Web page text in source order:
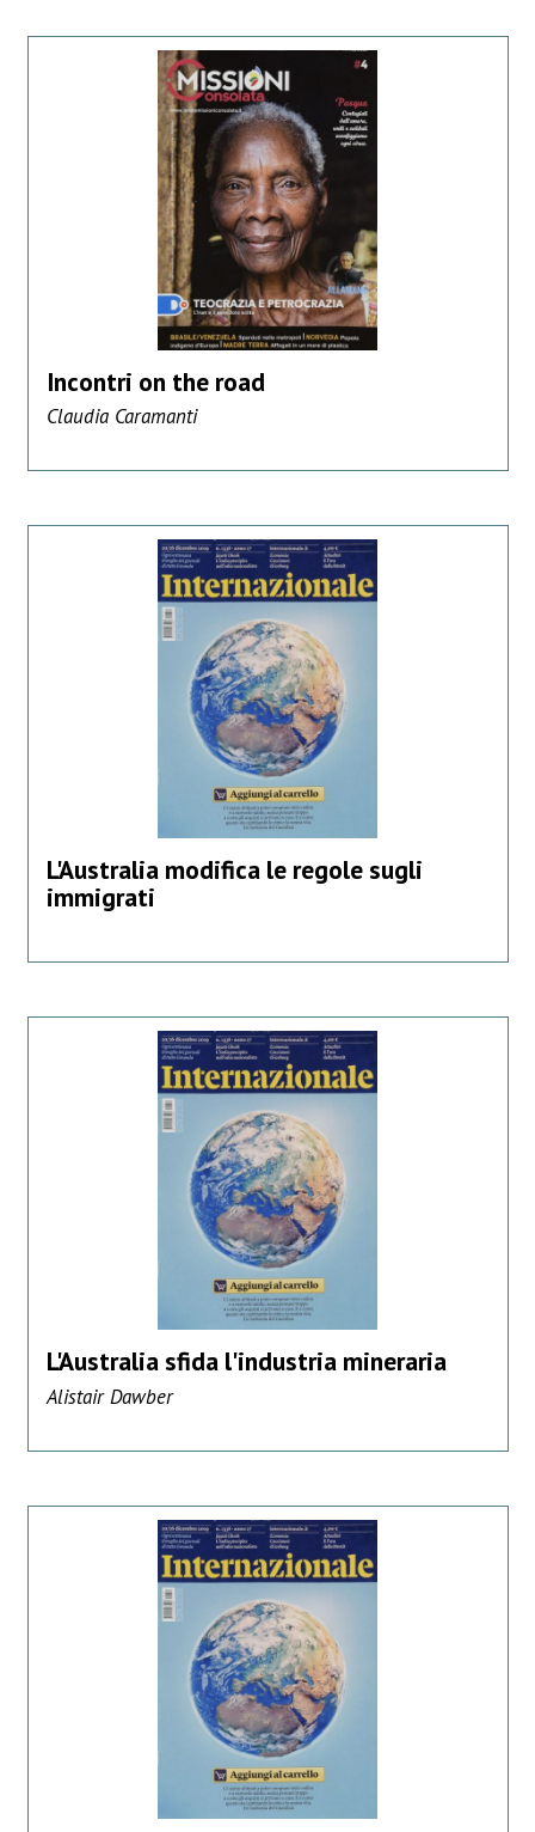
Incontri on the road
Claudia Caramanti
L'Australia modifica le regole sugli
immigrati
L'Australia sfida l'industria mineraria
Alistair Dawber